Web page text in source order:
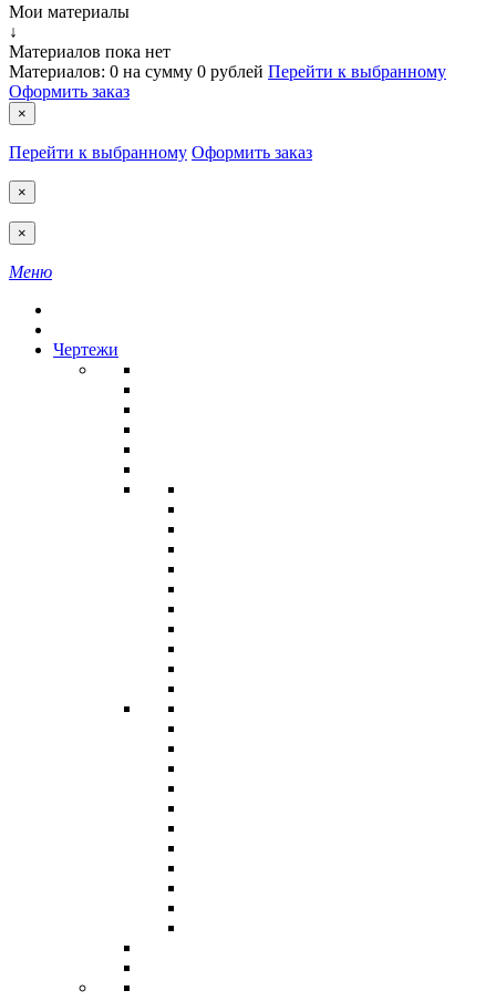
Мои материалы
↓
Материалов пока нет
Материалов: 0 на сумму 0 рублей Перейти к выбранному
Оформить заказ
×
Перейти к выбранному Оформить заказ
×
×
Меню
Чертежи